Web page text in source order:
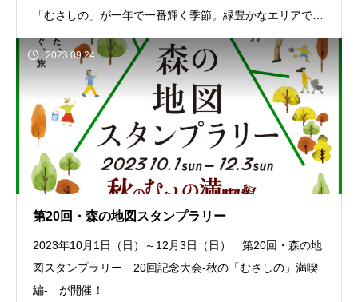
「むさしの」が一年で一番輝く季節。緑豊かなエリアで気
持ちのよい回遊をお楽しみくださ
2023.09.24
第20回・森の地図スタンプラリー
2023年10月1日（日）～12月3日（日） 第20回・森の地
図スタンプラリー 20回記念大会-秋の「むさしの」満喫
編- が開催！